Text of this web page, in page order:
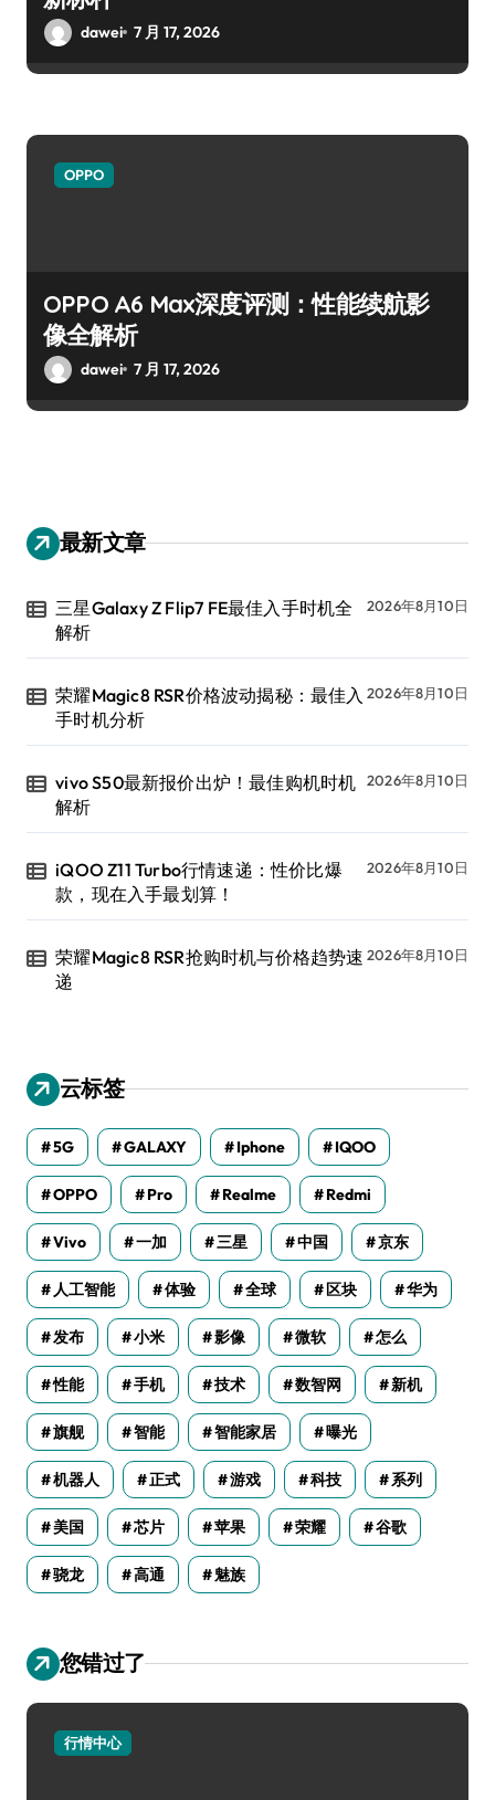
dawei 7 月 17, 2026
OPPO
OPPO A6 Max深度评测：性能续航影
像全解析
dawei 7 月 17, 2026
最新文章
三星Galaxy Z Flip7 FE最佳入手时机全
解析
2026年8月10日
荣耀Magic8 RSR价格波动揭秘：最佳入
手时机分析
2026年8月10日
vivo S50最新报价出炉！最佳购机时机
解析
2026年8月10日
iQOO Z11 Turbo行情速递：性价比爆
款，现在入手最划算！
2026年8月10日
荣耀Magic8 RSR抢购时机与价格趋势速
递
2026年8月10日
云标签
5G GALAXY Iphone IQOO
OPPO Pro Realme Redmi
Vivo 一加 三星 中国 京东
人工智能 体验 全球 区块 华为
发布 小米 影像 微软 怎么
性能 手机 技术 数智网 新机
旗舰 智能 智能家居 曝光
机器人 正式 游戏 科技 系列
美国 芯片 苹果 荣耀 谷歌
骁龙 高通 魅族
您错过了
行情中心